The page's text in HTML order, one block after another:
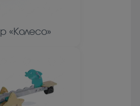
«Колесо»